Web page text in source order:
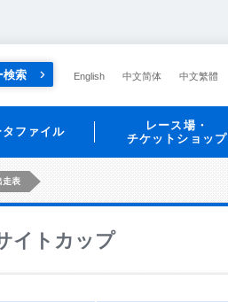
検索 English 中文简体 中文繁體
タファイル
レース場・
チケットショップ
走表
イトカップ